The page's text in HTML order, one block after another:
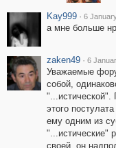
Kay999 · 6
а мне больше
zaken49 · 6
Уважаемые
собой,
"...истической".
этого
ему одним из
"...истические"
своей, он